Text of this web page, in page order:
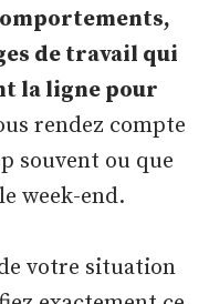
de travail qui
la ligne pour
rendez compte
souvent ou que
week-end.
votre situation